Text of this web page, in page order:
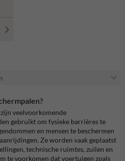
veelvoorkomende
gebruikt om fysieke barrières te
en mensen te beschermen
Ze worden vaak geplaatst
technische ruimtes, zuilen en
te voorkomen dat voertuigen zoals